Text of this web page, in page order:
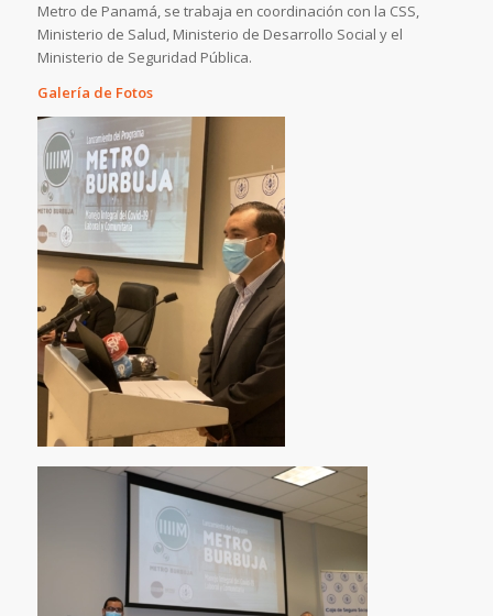
Metro de Panamá, se trabaja en coordinación con la CSS,
Ministerio de Salud, Ministerio de Desarrollo Social y el
Ministerio de Seguridad Pública.
Galería de Fotos